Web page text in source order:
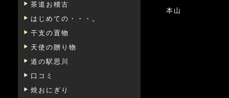
茶道お稽古
はじめての・・・。
干支の置物
天使の贈り物
道の駅思川
口コミ
焼おにぎり
本山